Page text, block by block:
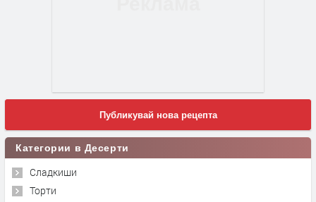
Публикувай нова рецепта
Категории в Десерти
Сладкиши
Торти